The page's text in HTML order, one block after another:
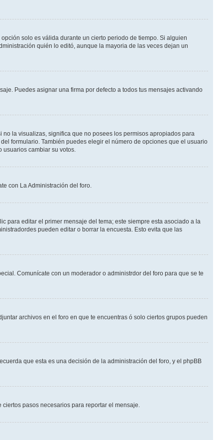
opción solo es válida durante un cierto periodo de tiempo. Si alguien
quién lo editó, aunque la mayoria de las veces dejan un
Puedes asignar una firma por defecto a todos tus mensajes activando
la visualizas, significa que no posees los permisos apropiados para
formulario. También puedes elegir el número de opciones que el usuario
usuarios cambiar su votos.
con La Administración del foro.
para editar el primer mensaje del tema; este siempre esta asociado a la
pueden editar o borrar la encuesta. Esto evita que las
Comunícate con un moderador o administrdor del foro para que se te
archivos en el foro en que te encuentras ó solo ciertos grupos pueden
que esta es una decisión de la administración del foro, y el phpBB
pasos necesarios para reportar el mensaje.